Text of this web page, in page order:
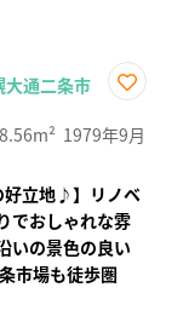
大通二条市
に入
り登
1979年9月
好立地♪】リノベ
でおしゃれな雰
いの景色の良い
市場も徒歩圏